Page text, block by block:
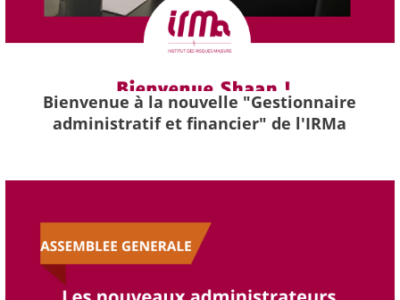
Bienvenue à la nouvelle "Gestionnaire
administratif et financier" de l'IRMa